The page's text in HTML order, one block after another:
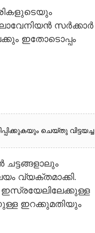
സർക്കാർ
ഇതോടൊപ്പം
ചെയ്തു വിട്ടയച്ച
വ്യക്തമാക്കി.
ഇറക്കുമതിയും